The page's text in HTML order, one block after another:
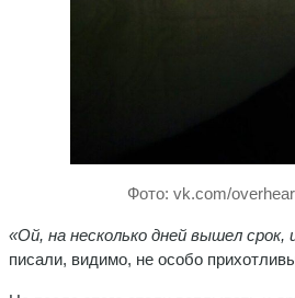
Фото: vk.com/
«Ой, на несколько дней вышел срок,
писали, видимо, не особо